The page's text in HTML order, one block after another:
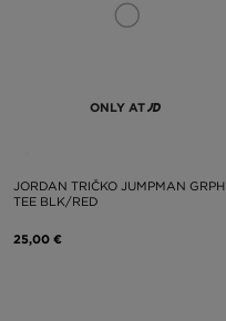
ONLY AT
JORDAN TRIČKO JUMPMAN GRPH
TEE BLK/RED
25,00 €